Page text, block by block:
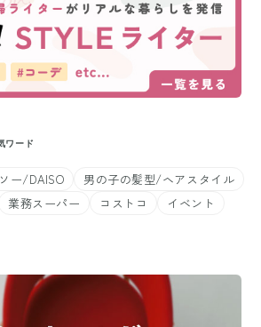
ワード
ー/DAISO
男の子の髪型/ヘアスタイル
業務スーパー コストコ
イベント